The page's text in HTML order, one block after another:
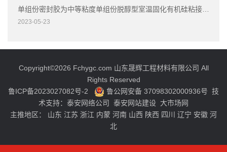
单组份密封胶为中等粘度单组份脱醇型室温固化有机硅粘接密封胶，粘接性好。
2023-05-23
Copyright©2026 Fchygc.com 山东晟辉工程材料有限公司 All
Rights Reserved
鲁ICP备2023027082号-2
鲁公网安备 37098302000936号 技
术支持： 泰安网络公司 泰安网站建设 大市场网
主推地区： 山东 江苏 浙江 内蒙 河南 山西 陕西 四川 辽宁 安徽 河
北